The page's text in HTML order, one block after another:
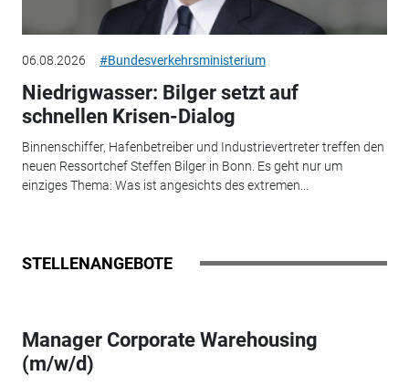
06.08.2026 #Bundesverkehrsministerium
Niedrigwasser: Bilger setzt auf
schnellen Krisen-Dialog
Binnenschiffer, Hafenbetreiber und Industrievertreter treffen den
neuen Ressortchef Steffen Bilger in Bonn. Es geht nur um
einziges Thema: Was ist angesichts des extremen...
STELLENANGEBOTE
Manager Corporate Warehousing
(m/w/d)